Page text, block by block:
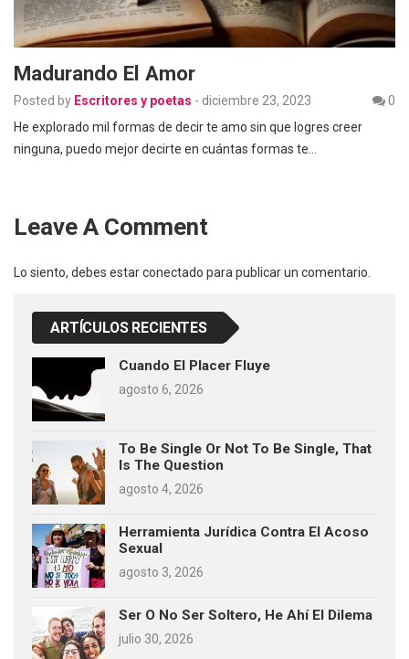
Madurando El Amor
Posted by Escritores y poetas - diciembre 23, 2023
0
He explorado mil formas de decir te amo sin que logres creer
ninguna, puedo mejor decirte en cuántas formas te…
Leave A Comment
Lo siento, debes estarconectado para publicar un comentario.
ARTÍCULOS RECIENTES
Cuando El Placer Fluye
agosto 6, 2026
To Be Single Or Not To Be Single, That
Is The Question
agosto 4, 2026
Herramienta Jurídica Contra El Acoso
Sexual
agosto 3, 2026
Ser O No Ser Soltero, He Ahí El Dilema
julio 30, 2026